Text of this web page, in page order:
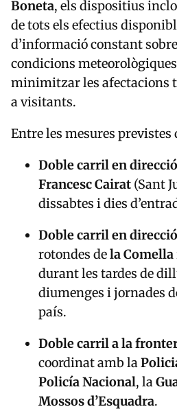
Boneta, els dispositius
de tots els efectius
d’informació constant
condicions
minimitzar les afectacions
a visitants.
Entre les mesures previstes
Doble carril en
Francesc Cairat (Sant
dissabtes i dies
Doble carril en
rotondes dela Comella
durant les tardes de
diumenges i jornades
país.
Doble carril a la
coordinat amb la
Policía Nacional, la
Mossos d’Esquadra.